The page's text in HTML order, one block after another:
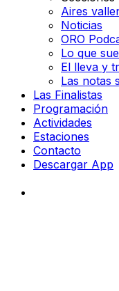
Aires
Noticias
ORO
Lo que
El lleva y
Las notas
Las Finalistas
Programación
Actividades
Estaciones
Contacto
Descargar App